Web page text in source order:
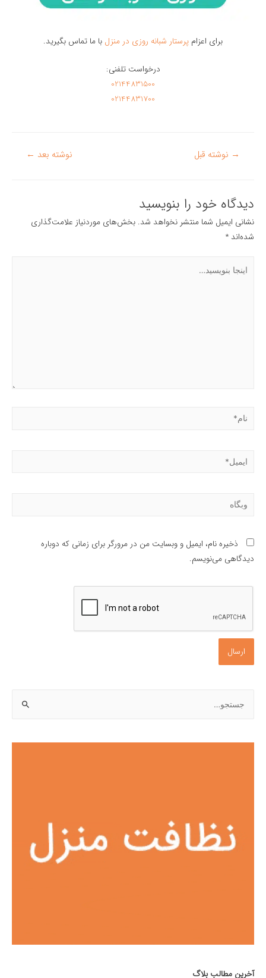
ج
آخرین مطالب بلاگ
برای اعزام پرستار شبانه روزی در منزل با ما تماس بگیرید.
درخواست تلفنی:
02144831500
02144831700
راهبری→ نوشته قبل نوشته بعد ←
دیدگاه‌ خود را بنویسید
نشانی ایمیل شما منتشر نخواهد شد. بخش‌های موردنیاز علامت‌گذاری
شده‌اند *
بنویسید…
نام*
ایمیل*
وبگاه
ذخیره نام، ایمیل و وبسایت من در مرورگر برای زمانی که دوباره
دیدگاهی می‌نویسم.